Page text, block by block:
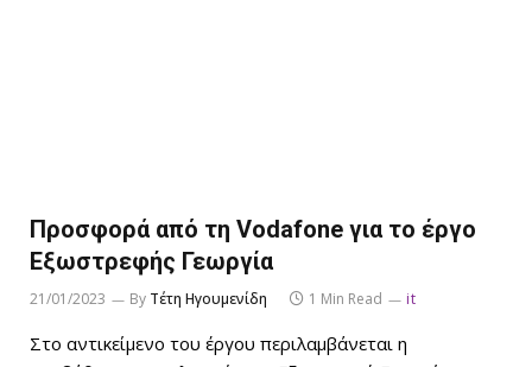
Προσφορά από τη Vodafone για το έργο
Εξωστρεφής Γεωργία
21/01/2023 By Τέτη Ηγουμενίδη 1 Min Read it
Στο αντικείμενο του έργου περιλαμβάνεται η